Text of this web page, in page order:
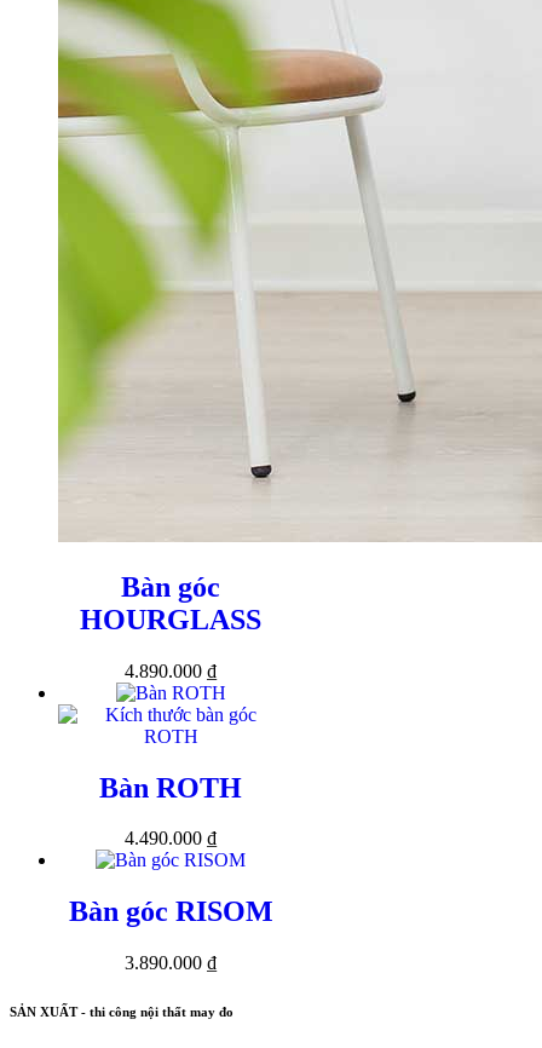
Bàn góc
HOURGLASS
4.890.000 ₫
Bàn ROTH
4.490.000 ₫
Bàn góc RISOM
3.890.000 ₫
SẢN XUẤT - thi công nội thất may đo